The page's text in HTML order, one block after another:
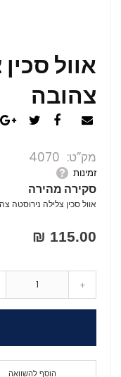
אוול
צהובה
מק”ט 4070
זמינות
סקירה מהירה
אוול סכין צלילה נירוסטה
115.00 ₪
+
הוסף להשוואה